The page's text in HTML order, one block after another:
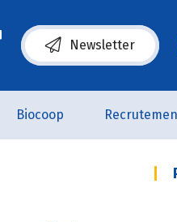
Newsletter
(s’ouvre dans une
Biocoop